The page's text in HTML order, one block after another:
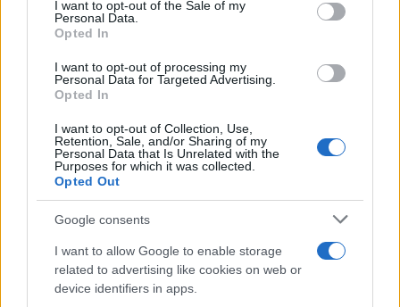
I want to opt-out of the Sale of my
Personal Data.
Opted In
I want to opt-out of processing my
Personal Data for Targeted Advertising.
Opted In
I want to opt-out of Collection, Use,
Retention, Sale, and/or Sharing of my
Personal Data that Is Unrelated with the
Purposes for which it was collected.
Opted Out
Google consents
I want to allow Google to enable storage
related to advertising like cookies on web or
device identifiers in apps.
TελευταίεςΕιδήσειςγια την Παιδεία και την